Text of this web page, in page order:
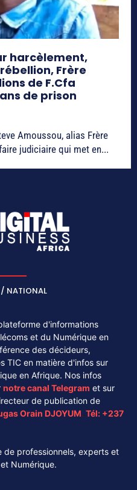
harcèlement,
Frère
de F.Cfa
de prison
Amoussou, alias Frère
judiciaire qui met en...
/ NATIONAL
d'informations
et du Numérique en
des décideurs,
TIC en matière d'infos sur
en Afrique. Nos infos
notre canal Telegram et sur
de publication de
Orain DJOYUM. Tél: +237
de professionnels, experts et
Numérique.